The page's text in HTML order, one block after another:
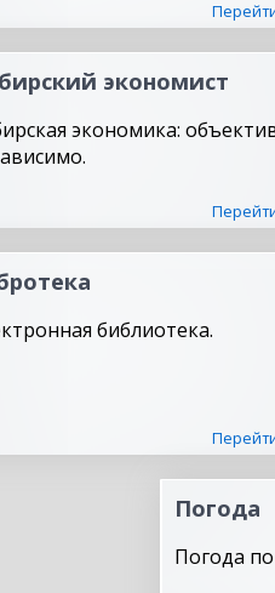
экономист
экономика:
библиотека.
Погода
Погода